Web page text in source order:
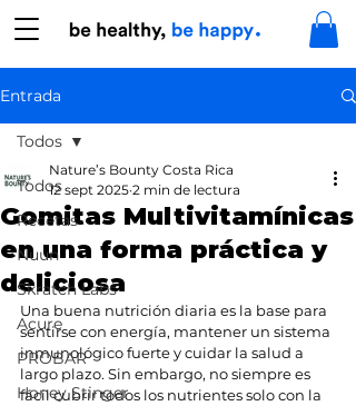
Entrada
Todos
Recetas
Nuun
Skratch Labs
Acure
PROBAR
Honey Stinger
Todos
Gomitas Multivitamínicas
en una forma práctica y
deliciosa
Nature’s Bounty Costa Rica
12 sept 2025 2 min de lectura
Una buena nutrición diaria es la base para
sentirse con energía, mantener un sistema
inmunológico fuerte y cuidar la salud a
largo plazo. Sin embargo, no siempre es
fácil cubrir todos los nutrientes solo con la